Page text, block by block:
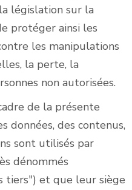
législation sur la
protéger ainsi les
les manipulations
la perte, la
non autorisées.
de la présente
données, des contenus,
sont utilisés par
dénommés
tiers") et que leur siège